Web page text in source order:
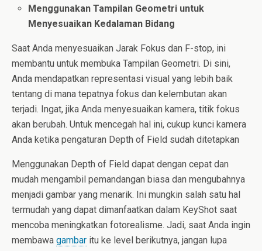
Menggunakan Tampilan Geometri untuk
Menyesuaikan Kedalaman Bidang
Saat Anda menyesuaikan Jarak Fokus dan F-stop, ini
membantu untuk membuka Tampilan Geometri. Di sini,
Anda mendapatkan representasi visual yang lebih baik
tentang di mana tepatnya fokus dan kelembutan akan
terjadi. Ingat, jika Anda menyesuaikan kamera, titik fokus
akan berubah. Untuk mencegah hal ini, cukup kunci kamera
Anda ketika pengaturan Depth of Field sudah ditetapkan
Menggunakan Depth of Field dapat dengan cepat dan
mudah mengambil pemandangan biasa dan mengubahnya
menjadi gambar yang menarik. Ini mungkin salah satu hal
termudah yang dapat dimanfaatkan dalam KeyShot saat
mencoba meningkatkan fotorealisme. Jadi, saat Anda ingin
membawa gambar itu ke level berikutnya, jangan lupa